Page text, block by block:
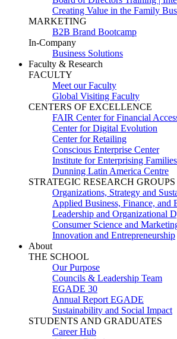
Creating Value in the Family
MARKETING
B2B Brand Bootcamp
In-Company
Business Solutions
Faculty & Research
FACULTY
Meet our Faculty
Global Visiting Faculty
CENTERS OF EXCELLENCE
FAIR Center for Financial
Center for Digital Evolution
Center for Retailing
Conscious Enterprise Center
Institute for Enterprising
Dunning Latin America Centre
STRATEGIC RESEARCH GROUPS
Organizations, Strategy and
Applied Business, Finance, and
Leadership and Organizational
Consumer Science and
Innovation and Entrepreneurship
About
THE SCHOOL
Our Purpose
Councils & Leadership Team
EGADE 30
Annual Report EGADE
Sustainability and Social Impact
STUDENTS AND GRADUATES
Career Hub